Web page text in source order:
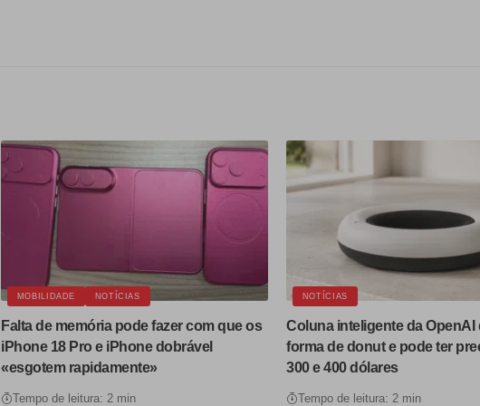
MOBILIDADE NOTÍCIAS
Falta de memória pode fazer com que os
iPhone 18 Pro e iPhone dobrável
«esgotem rapidamente»
Tempo de leitura: 2 min
NOTÍCIAS
Coluna inteligente da OpenAI
forma de donut e pode ter
300 e 400 dólares
Tempo de leitura: 2 min